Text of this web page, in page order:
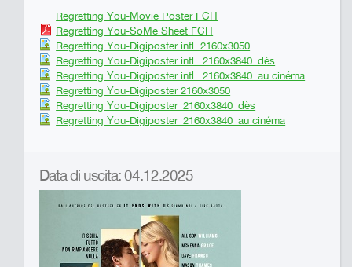
Regretting You-Movie Poster FCH
Regretting You-SoMe Sheet FCH
Regretting You-Digiposter intl. 2160x3050
Regretting You-Digiposter intl._2160x3840_dès
Regretting You-Digiposter intl._2160x3840_au cinéma
Regretting You-Digiposter 2160x3050
Regretting You-Digiposter_2160x3840_dès
Regretting You-Digiposter_2160x3840_au cinéma
Data di uscita: 04.12.2025